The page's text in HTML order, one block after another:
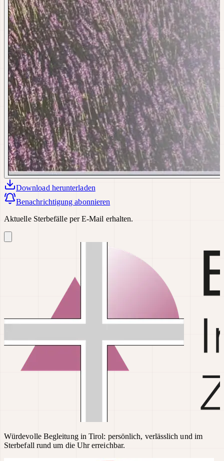
Download herunterladen
Benachrichtigung abonnieren
Aktuelle Sterbefälle per E-Mail erhalten.
Würdevolle Begleitung in Tirol: persönlich, verlässlich und im
Sterbefall rund um die Uhr erreichbar.